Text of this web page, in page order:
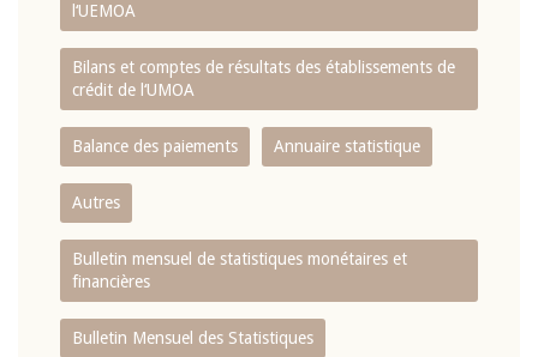
l‘UEMOA
Bilans et comptes de résultats des établissements de
crédit de l‘UMOA
Balance des paiements Annuaire statistique
Autres
Bulletin mensuel de statistiques monétaires et
financières
Bulletin Mensuel des Statistiques